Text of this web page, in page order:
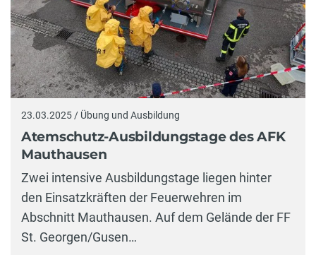
23.03.2025 / Übung und Ausbildung
Atemschutz-Ausbildungstage des AFK
Mauthausen
Zwei intensive Ausbildungstage liegen hinter
den Einsatzkräften der Feuerwehren im
Abschnitt Mauthausen. Auf dem Gelände der FF
St. Georgen/Gusen…